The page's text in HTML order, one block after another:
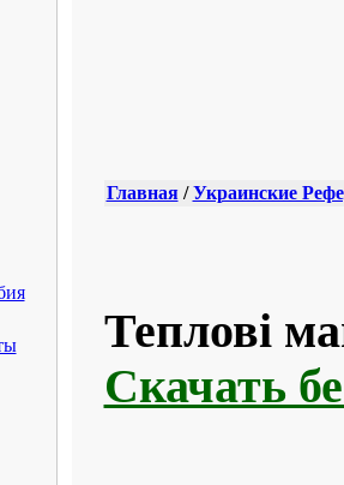
Главная/Украинские
Теплові
Скачать